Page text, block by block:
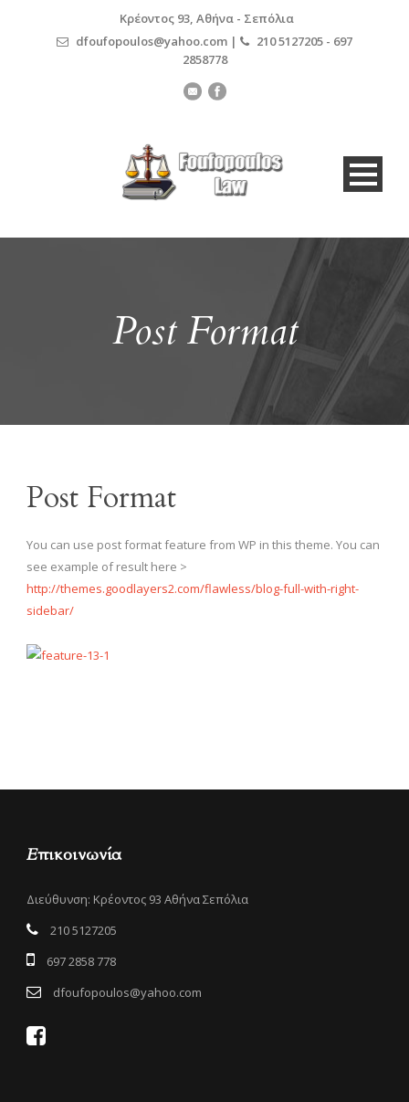
Κρέοντος 93, Αθήνα - Σεπόλια
dfoufopoulos@yahoo.com |
210 5127205 - 697
2858778
Post Format
Post Format
You can use post format feature from WP in this theme. You can
see example of result here >
http://themes.goodlayers2.com/flawless/blog-full-with-right-
sidebar/
Επικοινωνία
Διεύθυνση: Κρέοντος 93 Αθήνα Σεπόλια
210 5127205
697 2858 778
dfoufopoulos@yahoo.com